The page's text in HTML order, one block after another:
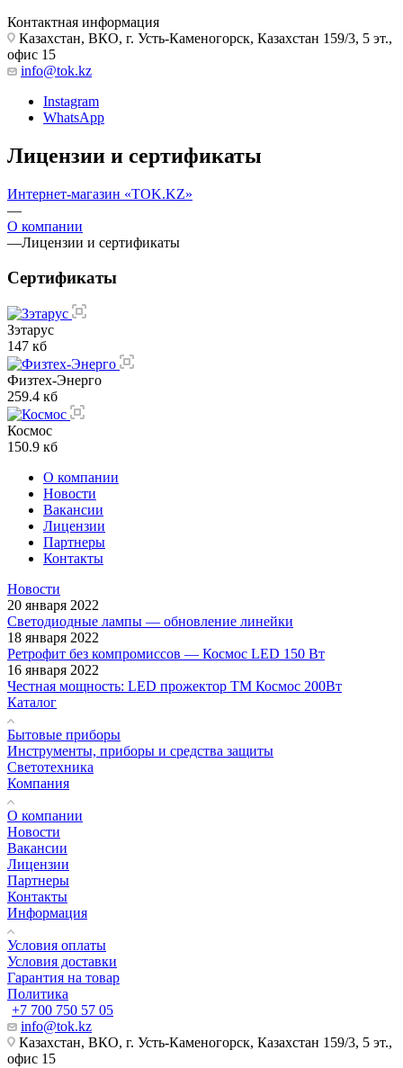
Контактная информация
Казахстан, ВКО, г. Усть-Каменогорск, Казахстан 159/3, 5 эт.,
офис 15
info@tok.kz
Instagram
WhatsApp
Лицензии и сертификаты
Интернет-магазин «TOK.KZ»
—
О компании
—Лицензии и сертификаты
Сертификаты
Зэтарус
147 кб
Физтех-Энерго
259.4 кб
Космос
150.9 кб
О компании
Новости
Вакансии
Лицензии
Партнеры
Контакты
Новости
20 января 2022
Светодиодные лампы — обновление линейки
18 января 2022
Ретрофит без компромиссов — Космос LED 150 Вт
16 января 2022
Честная мощность: LED прожектор ТМ Космос 200Вт
Каталог
Бытовые приборы
Инструменты, приборы и средства защиты
Светотехника
Компания
О компании
Новости
Вакансии
Лицензии
Партнеры
Контакты
Информация
Условия оплаты
Условия доставки
Гарантия на товар
Политика
+7 700 750 57 05
info@tok.kz
Казахстан, ВКО, г. Усть-Каменогорск, Казахстан 159/3, 5 эт.,
офис 15